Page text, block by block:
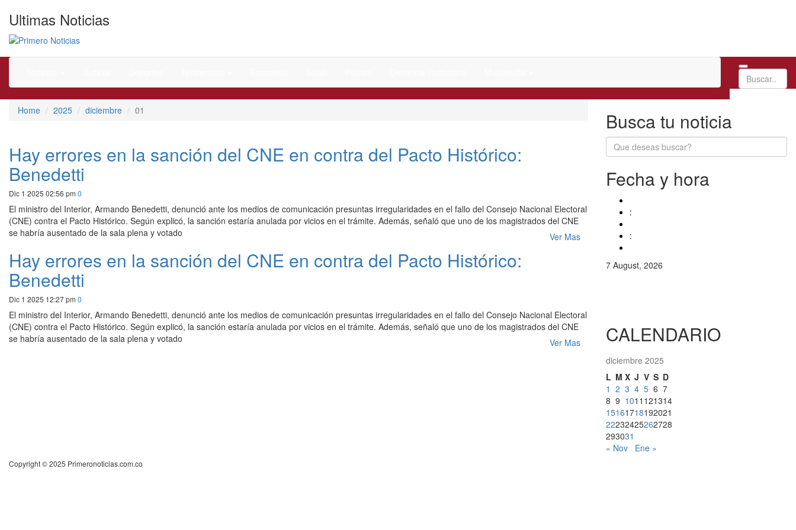
Ultimas Noticias
El mejor portal web de noticias de Barranquilla
Home 2025 diciembre 01
Hay errores en la sanción del CNE en contra del Pacto Histórico:
Benedetti
Dic 1 2025 02:56 pm 0
El ministro del Interior, Armando Benedetti, denunció ante los medios de comunicación presuntas irregularidades en el fallo del Consejo Nacional Electoral
(CNE) contra el Pacto Histórico. Según explicó, la sanción estaría anulada por vicios en el trámite. Además, señaló que uno de los magistrados del CNE
se habría ausentado de la sala plena y votado
Ver Mas
Hay errores en la sanción del CNE en contra del Pacto Histórico:
Benedetti
Dic 1 2025 12:27 pm 0
El ministro del Interior, Armando Benedetti, denunció ante los medios de comunicación presuntas irregularidades en el fallo del Consejo Nacional Electoral
(CNE) contra el Pacto Histórico. Según explicó, la sanción estaría anulada por vicios en el trámite. Además, señaló que uno de los magistrados del CNE
se habría ausentado de la sala plena y votado
Ver Mas
Busca tu noticia
Fecha y hora
:
:
7 August, 2026
CALENDARIO
diciembre 2025
L M X J V S D
1 2 3 4 5 6 7
8 9 1011 121314
15161718192021
22232425262728
293031
« Nov
Ene »
Copyright © 2025 Primeronoticias.com.co